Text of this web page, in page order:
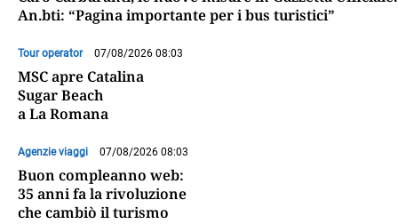
An.bti: “Pagina importante per i bus turistici”
Tour operator 07/08/2026 08:03
MSC apre Catalina
Sugar Beach
a La Romana
Agenzie viaggi 07/08/2026 08:03
Buon compleanno web:
35 anni fa la rivoluzione
che cambiò il turismo